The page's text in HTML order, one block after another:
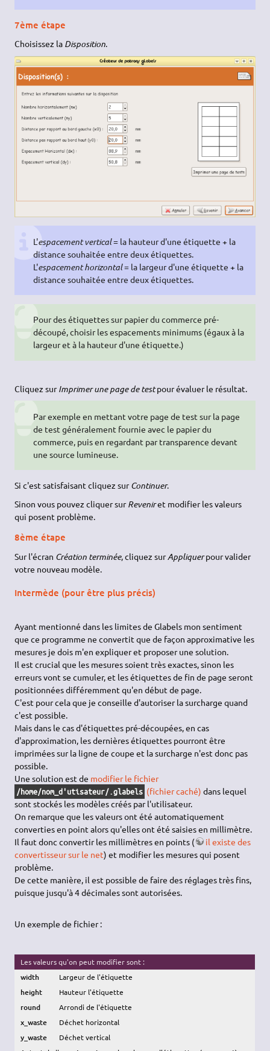
7ème étape
Choisissez la Disposition.
L'espacement vertical= la hauteur d'une étiquette +la
distance souhaitée entre deux étiquettes.
L'espacement horizontal= la largeur d'une étiquette +la
distance souhaitée entre deux étiquettes.
Pour des étiquettes sur papier du commerce pré-
découpé, choisir les espacements minimums (égaux à la
largeur et à la hauteur d'une étiquette.)
Cliquez surImprimer une page de testpour évaluer le résultat.
Par exemple en mettant votre page de test sur la page
de test généralement fournie avec le papier du
commerce, puis en regardant par transparence devant
une source lumineuse.
Si c'est satisfaisant cliquez surContinuer.
Sinon vous pouvez cliquer surReveniret modifier les valeurs
qui posent problème.
8ème étape
Sur l'écran Création terminée, cliquez surAppliquerpour valider
votre nouveau modèle.
Intermède (pour être plus précis)
Ayant mentionné dans les limites de Glabels mon sentiment
que ce programme ne convertit que de façon approximative les
mesures je dois m'en expliquer et proposer une solution.
Il est crucial que les mesures soient très exactes, sinon les
erreurs vont se cumuler, et les étiquettes de fin de page seront
positionnées différemment qu'en début de page.
C'est pour cela que je conseille d'autoriser la surcharge quand
c'est possible.
Mais dans le cas d'étiquettes pré-découpées, en cas
d'approximation, les dernières étiquettes pourront être
imprimées sur la ligne de coupe et la surcharge n'est donc pas
possible.
Une solution est de modifier le fichier
/home/nom_d'utisateur/.glabels (fichier caché) dans lequel
sont stockés les modèles créés par l'utilisateur.
On remarque que les valeurs ont été automatiquement
converties en point alors qu'elles ont été saisies en millimètre.
Il faut donc convertir les millimètres en points (
il existe des
convertisseur sur le net) et modifier les mesures qui posent
problème.
De cette manière, il est possible de faire des réglages très fins,
puisque jusqu'à 4 décimales sont autorisées.
Un exemple de fichier :
Les valeurs qu'on peut modifier sont :
width Largeur de l'étiquette
height Hauteur l'étiquette
round Arrondi de l'étiquette
x_waste Déchet horizontal
y_waste
Déchet vertical